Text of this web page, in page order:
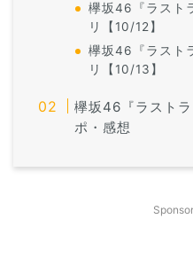
欅坂46『ラスト
リ【10/12】
欅坂46『ラスト
リ【10/13】
欅坂46『ラスト
ポ・感想